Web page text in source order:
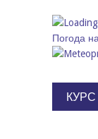
Погода